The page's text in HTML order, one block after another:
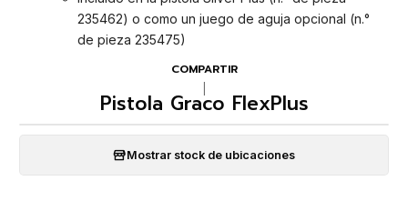
235462) o como un juego de aguja opcional (n.°
de pieza 235475)
COMPARTIR
Pistola Graco FlexPlus
Mostrar stock de ubicaciones